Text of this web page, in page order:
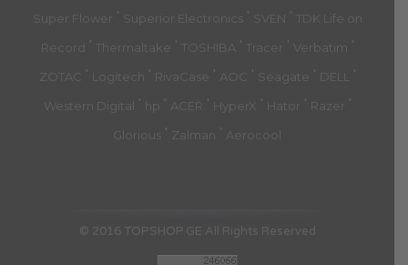
Super Flower ' Superior Electronics ' SVEN ' TDK Life on
Record ' Thermaltake ' TOSHIBA ' Tracer ' Verbatim '
ZOTAC ' Logitech ' RivaCase ' AOC ' Seagate ' DELL '
Western Digital ' hp ' ACER ' HyperX ' Hator ' Razer '
Glorious ' Zalman ' Aerocool
© 2016 TOPSHOP.GE All Rights Reserved